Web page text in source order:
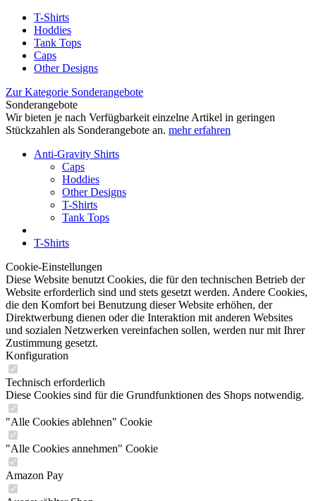
T-Shirts
Hoddies
Tank Tops
Caps
Other Designs
Zur Kategorie Sonderangebote
Sonderangebote
Wir bieten je nach Verfügbarkeit einzelne Artikel in geringen
Stückzahlen als Sonderangebote an. mehr erfahren
Anti-Gravity Shirts
Caps
Hoddies
Other Designs
T-Shirts
Tank Tops
T-Shirts
Cookie-Einstellungen
Diese Website benutzt Cookies, die für den technischen Betrieb der
Website erforderlich sind und stets gesetzt werden. Andere Cookies,
die den Komfort bei Benutzung dieser Website erhöhen, der
Direktwerbung dienen oder die Interaktion mit anderen Websites
und sozialen Netzwerken vereinfachen sollen, werden nur mit Ihrer
Zustimmung gesetzt.
Konfiguration
Technisch erforderlich
Diese Cookies sind für die Grundfunktionen des Shops notwendig.
"Alle Cookies ablehnen" Cookie
"Alle Cookies annehmen" Cookie
Amazon Pay